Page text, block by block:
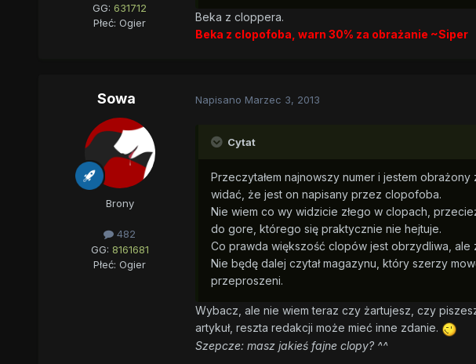
GG:631712
Płeć: Ogier
Beka z cloppera.
Beka z clopofoba, warn 30% za obrażanie ~Siper
Sowa
Brony
482
GG: 8161681
Płeć: Ogier
Napisano Marzec 3, 2013
Cytat
Przeczytałem najnowszy numer i jestem
widać, że jest on napisany przez clopofoba.
Nie wiem co wy widzicie złego w clopach,
do gore, którego się praktycznie nie hejtuje.
Co prawda większość clopów jest obrzydliwa, ale
Nie będę dalej czytał magazynu, który szerzy
przeproszeni.
Wybacz, ale nie wiem teraz czy żartujesz, czy
artykuł, reszta redakcji może mieć inne zdanie.
Szepcze: masz jakieś fajne clopy? ^^